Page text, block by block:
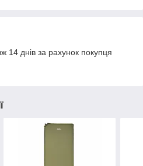
14 днів за рахунок покупця